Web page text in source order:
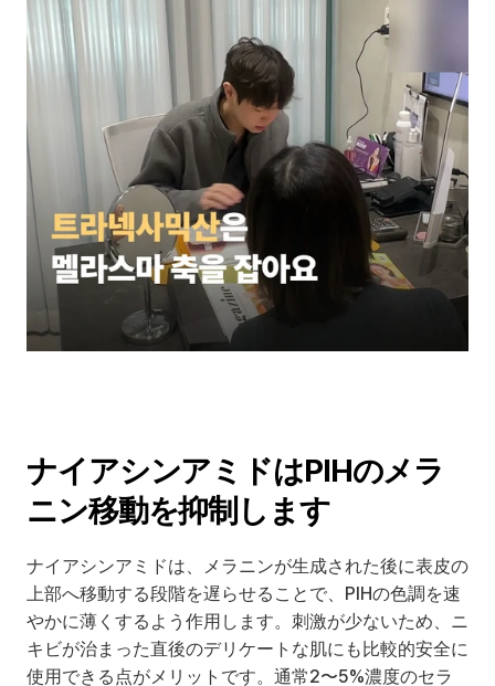
ナイアシンアミドはPIHのメラ
ニン移動を抑制します
ナイアシンアミドは、メラニンが生成された後に表皮の
上部へ移動する段階を遅らせることで、PIHの色調を速
やかに薄くするよう作用します。刺激が少ないため、ニ
キビが治まった直後のデリケートな肌にも比較的安全に
使用できる点がメリットです。通常2〜5%濃度のセラ